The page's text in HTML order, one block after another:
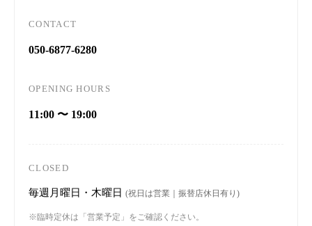
CONTACT
050-6877-6280
OPENING HOURS
11:00 〜 19:00
CLOSED
毎週月曜日・木曜日 (祝日は営業｜振替店休日有り)
※臨時定休は「営業予定」をご確認ください。